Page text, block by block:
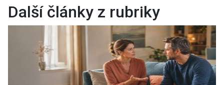
Další články z rubriky